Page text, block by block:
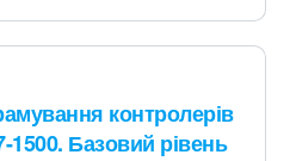
контролерів
1500. Базовий рівень